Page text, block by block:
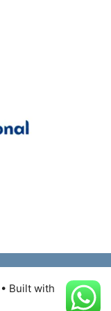
Built with